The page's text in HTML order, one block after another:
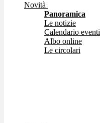
Novità
Panoramica
Le notizie
Calendario eventi
Albo online
Le circolari